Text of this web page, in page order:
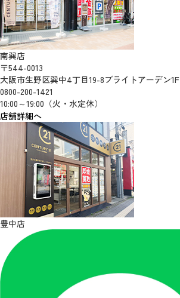
南巽店
〒544-0013
大阪市生野区巽中4丁目19-8ブライトアーデン1F
0800-200-1421
10:00～19:00（火・水定休）
店舗詳細へ
豊中店